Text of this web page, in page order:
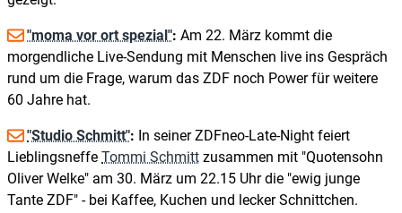
"moma vor ort spezial": Am 22. März kommt die
morgendliche Live-Sendung mit Menschen live ins Gespräch
rund um die Frage, warum das ZDF noch Power für weitere
60 Jahre hat.
"Studio Schmitt": In seiner ZDFneo-Late-Night feiert
Lieblingsneffe Tommi Schmitt zusammen mit "Quotensohn
Oliver Welke" am 30. März um 22.15 Uhr die "ewig junge
Tante ZDF" - bei Kaffee, Kuchen und lecker Schnittchen.